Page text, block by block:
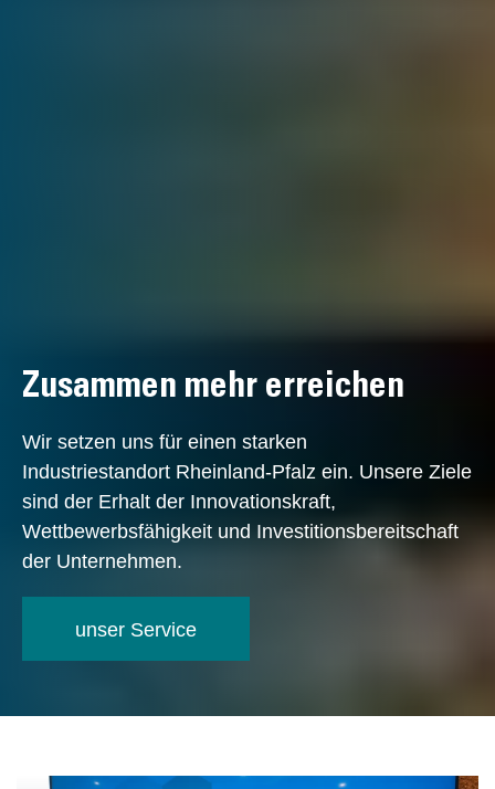
Zusammen mehr erreichen
Wir setzen uns für einen starken
Industriestandort Rheinland-Pfalz ein. Unsere Ziele
sind der Erhalt der Innovationskraft,
Wettbewerbsfähigkeit und Investitionsbereitschaft
der Unternehmen.
unser Service